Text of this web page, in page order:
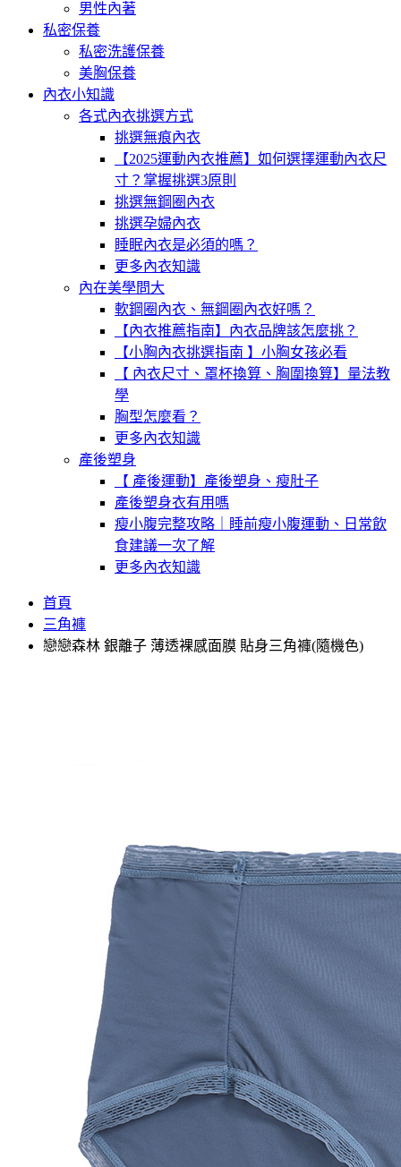
男性內著
私密保養
私密洗護保養
美胸保養
內衣小知識
各式內衣挑選方式
挑選無痕內衣
【2025運動內衣推薦】如何選擇運動內衣尺
寸？掌握挑選3原則
挑選無鋼圈內衣
挑選孕婦內衣
睡眠內衣是必須的嗎？
更多內衣知識
內在美學問大
軟鋼圈內衣、無鋼圈內衣好嗎？
【內衣推薦指南】內衣品牌該怎麼挑？
【小胸內衣挑選指南 】小胸女孩必看
【 內衣尺寸、罩杯換算、胸圍換算】量法教
學
胸型怎麼看？
更多內衣知識
產後塑身
【 產後運動】產後塑身、瘦肚子
產後塑身衣有用嗎
瘦小腹完整攻略｜睡前瘦小腹運動、日常飲
食建議一次了解
更多內衣知識
首頁
三角褲
戀戀森林 銀離子 薄透裸感面膜 貼身三角褲(隨機色)